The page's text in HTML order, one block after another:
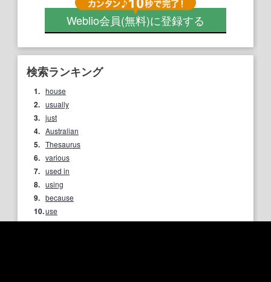
Weblio会員(無料)に登録する
検索ランキング
1. house
2. usually
3. just
4. Australian
5. Thesaurus
6. various
7. used in
8. using
9. because
10.use